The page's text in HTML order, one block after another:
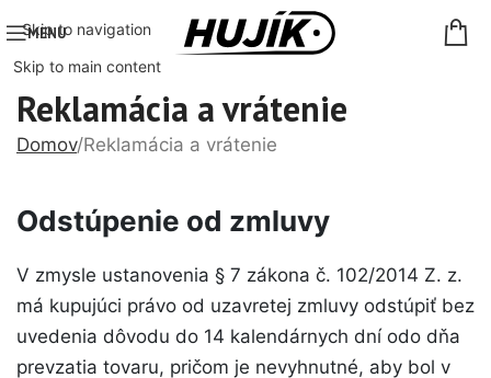
Skip to navigation
Skip to main content
MENU
Reklamácia a vrátenie
Domov Reklamácia a vrátenie
Odstúpenie od zmluvy
V zmysle ustanovenia § 7 zákona č. 102/2014 Z. z.
má kupujúci právo od uzavretej zmluvy odstúpiť bez
uvedenia dôvodu do 14 kalendárnych dní odo dňa
prevzatia tovaru, pričom je nevyhnutné, aby bol v